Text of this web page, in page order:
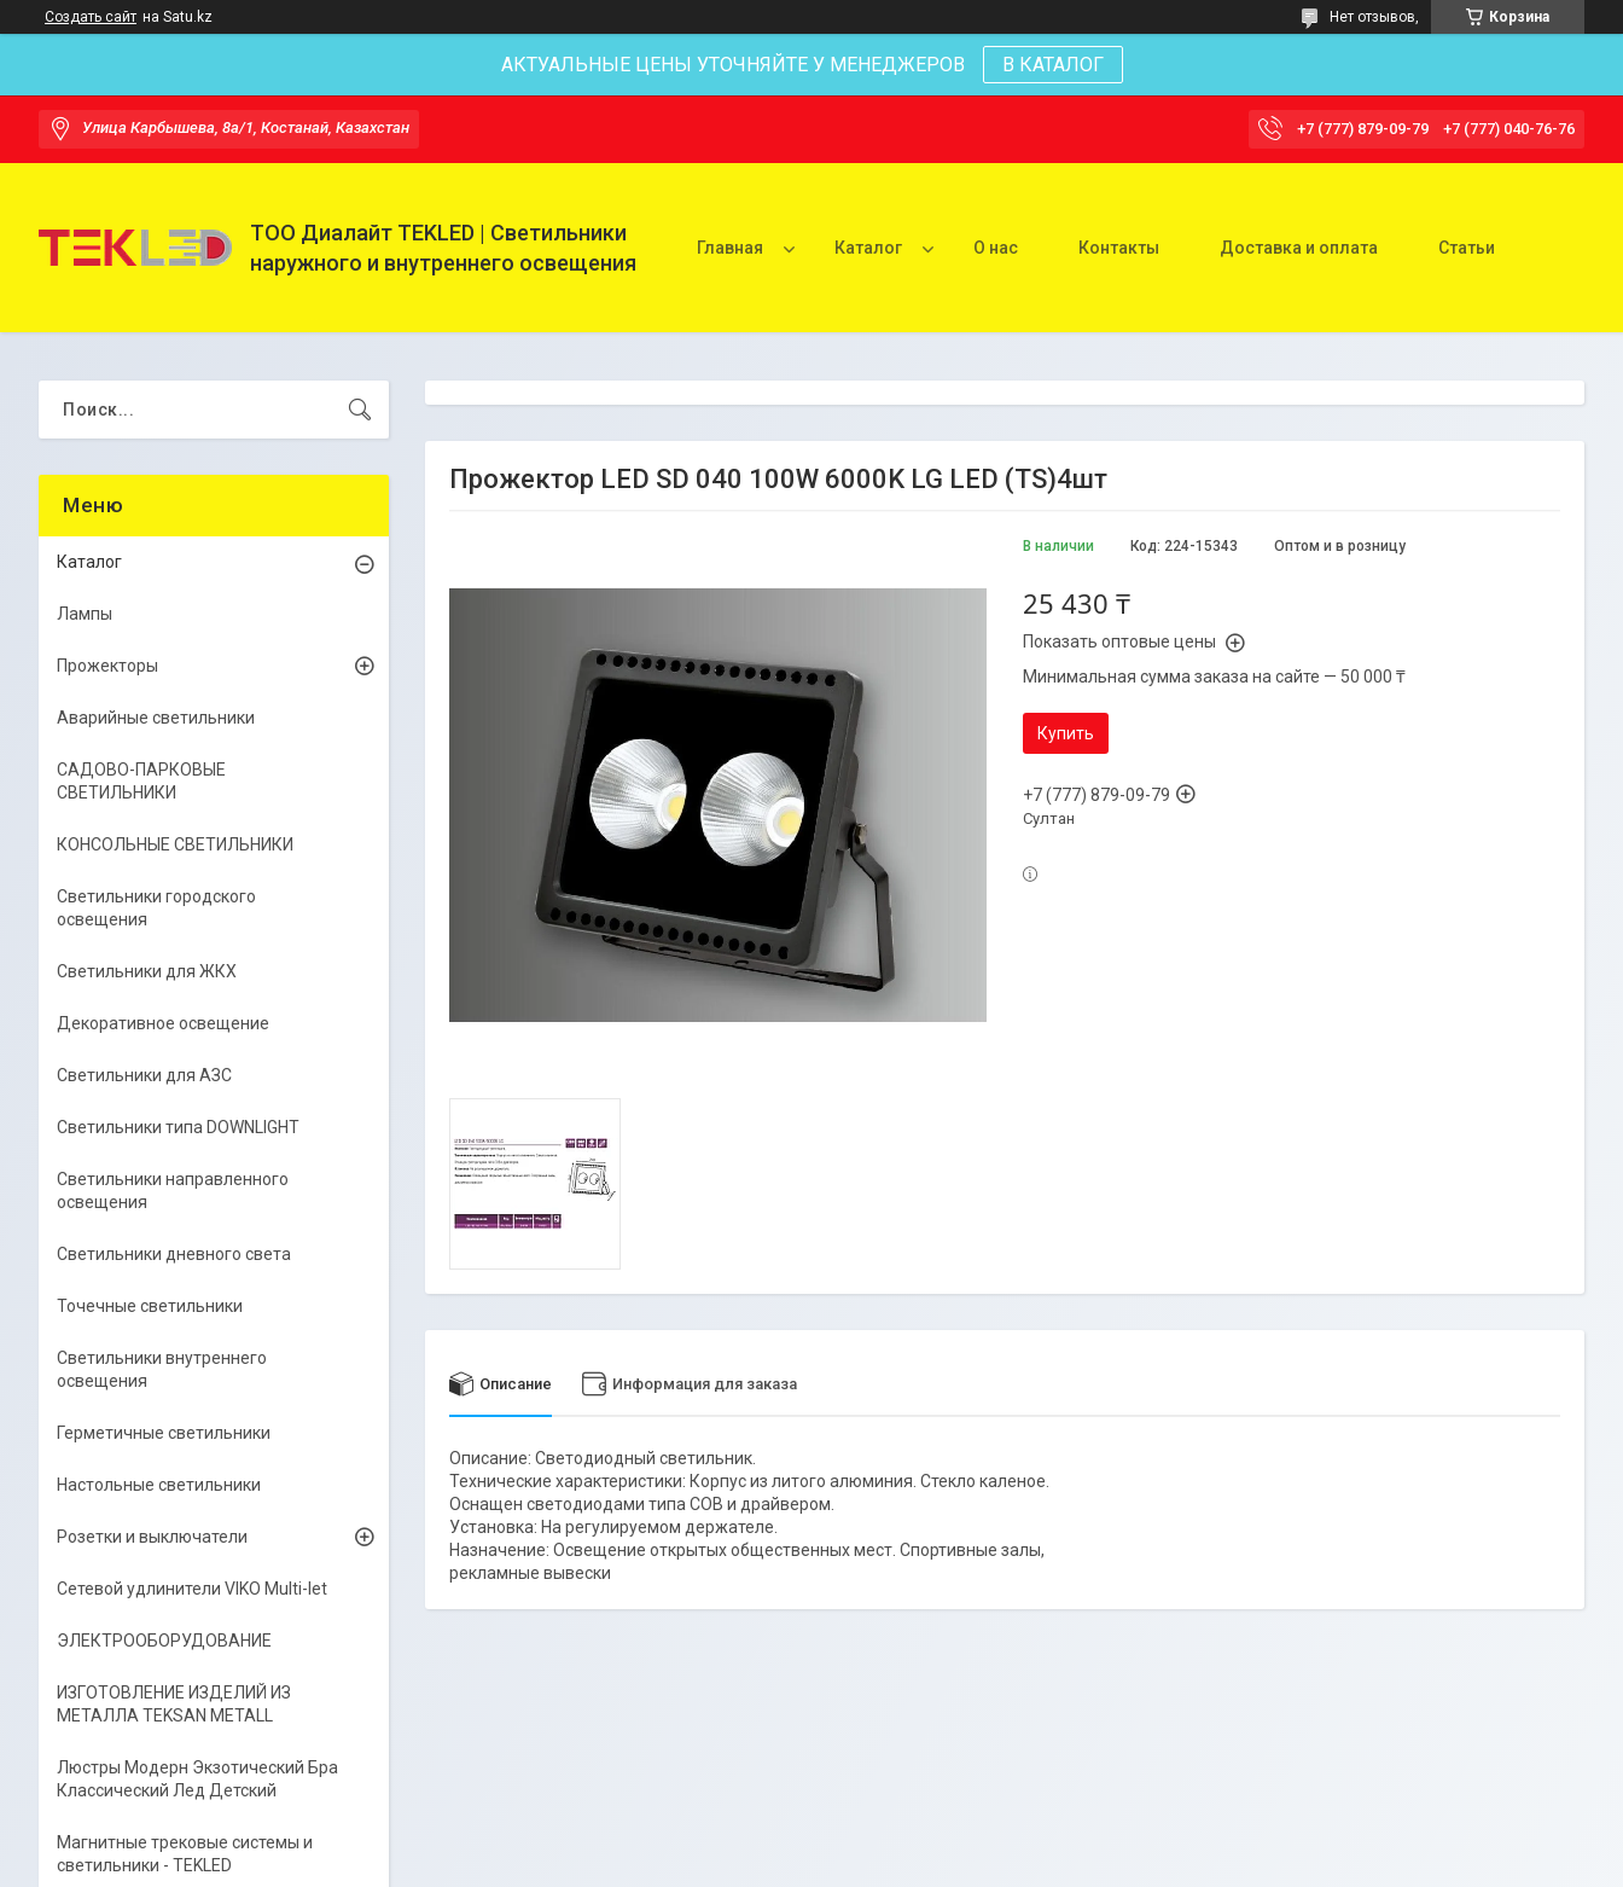
Создать сайт на Satu.kz Корзина
Нет отзывов,
АКТУАЛЬНЫЕ ЦЕНЫ УТОЧНЯЙТЕ У МЕНЕДЖЕРОВ В КАТАЛОГ
Улица Карбышева, 8а/1, Костанай, Казахстан +7 (777) 879-09-79 +7 (777) 040-76-76
ТОО Диалайт TEKLED | Светильники
наружного и внутреннего освещения
Главная Каталог О нас Контакты Доставка и оплата Статьи
Прожектор LED SD 040 100W 6000K LG LED (TS)4шт
В наличии Оптом и в розницу
Код: 224-15343
25 430 ₸
Показать оптовые цены
Минимальная сумма заказа на сайте — 50 000 ₸
Купить
+7 (777) 879-09-79
Султан
Описание Информация для заказа
Описание: Светодиодный светильник.
Технические характеристики: Корпус из литого алюминия. Стекло каленое.
Оснащен светодиодами типа СОВ и драйвером.
Установка: На регулируемом держателе.
Назначение: Освещение открытых общественных мест. Спортивные залы,
рекламные вывески
Каталог
Лампы
Прожекторы
Аварийные светильники
САДОВО-ПАРКОВЫЕ
СВЕТИЛЬНИКИ
КОНСОЛЬНЫЕ СВЕТИЛЬНИКИ
Светильники городского
освещения
Светильники для ЖКХ
Декоративное освещение
Светильники для АЗС
Светильники типа DOWNLIGHT
Светильники направленного
освещения
Светильники дневного света
Точечные светильники
Светильники внутреннего
освещения
Герметичные светильники
Настольные светильники
Розетки и выключатели
Сетевой удлинители VIKO Multi-let
ЭЛЕКТРООБОРУДОВАНИЕ
ИЗГОТОВЛЕНИЕ ИЗДЕЛИЙ ИЗ
МЕТАЛЛА TEKSAN METALL
Люстры Модерн Экзотический Бра
Классический Лед Детский
Магнитные трековые системы и
светильники - TEKLED